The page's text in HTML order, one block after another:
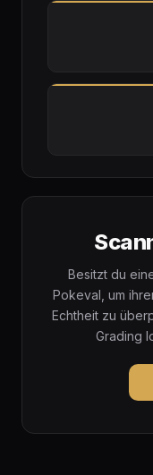
Besitzt du
Pokeval, um
Echtheit zu
Grading